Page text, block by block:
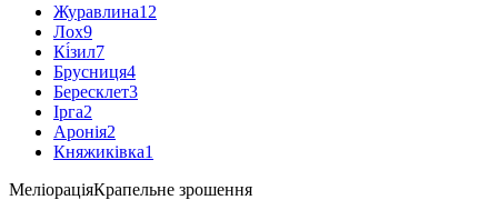
Журавлина12
Лох9
Кі́зил7
Брусниця4
Бересклет3
Ірга2
Аронія2
Княжиківка1
МеліораціяКрапельне зрошення